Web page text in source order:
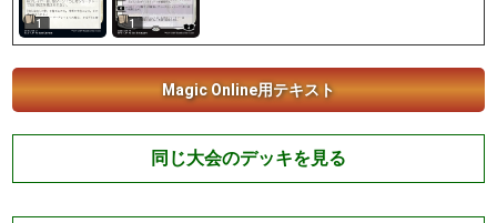
1 1
Magic Online用テキスト
同じ大会のデッキを見る